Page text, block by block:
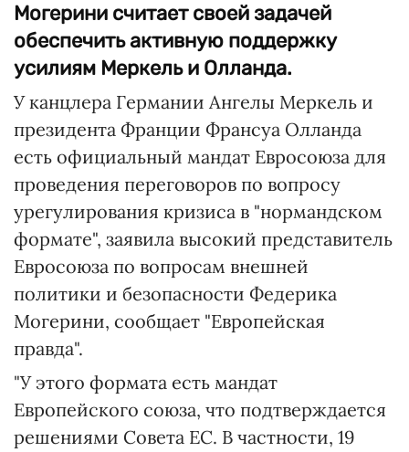
Могерини считает своей задачей
обеспечить активную поддержку
усилиям Меркель и Олланда.
У канцлера Германии Ангелы Меркель и
президента Франции Франсуа Олланда
есть официальный мандат Евросоюза для
проведения переговоров по вопросу
урегулирования кризиса в "нормандском
формате", заявила высокий представитель
Евросоюза по вопросам внешней
политики и безопасности Федерика
Могерини, сообщает "Европейская
правда".
"У этого формата есть мандат
Европейского союза, что подтверждается
решениями Совета ЕС. В частности, 19